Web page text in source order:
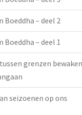
Boeddha – deel 2
Boeddha – deel 1
grenzen
seizoenen op ons